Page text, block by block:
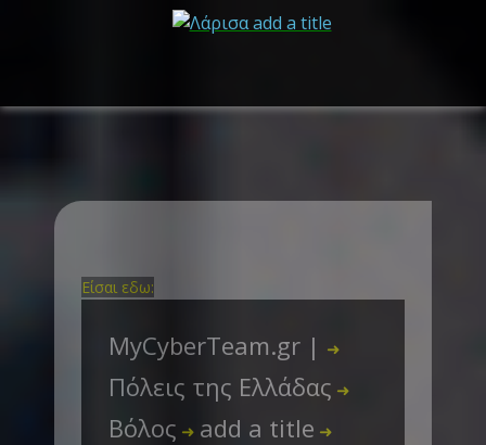
Είσαι εδω:
MyCyberTeam.gr | ➜
Πόλεις της Ελλάδας ➜
Βόλος ➜ add a title ➜